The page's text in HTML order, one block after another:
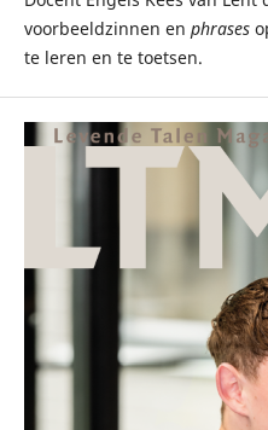
voorbeeldzinnen en phrases
te leren en te toetsen.